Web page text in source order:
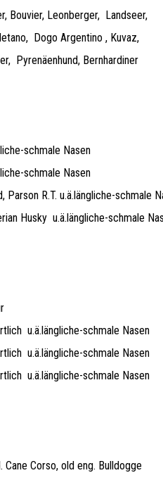
Bouvier, Leonberger, Landseer,
Dogo Argentino , Kuvaz,
Pyrenäenhund, Bernhardiner
schmale Nasen
schmale Nasen
Parson R.T. u.ä.längliche-schmale
Husky u.ä.längliche-schmale
u.ä.längliche-schmale Nasen
u.ä.längliche-schmale Nasen
u.ä.längliche-schmale Nasen
Cane Corso, old eng. Bulldogge